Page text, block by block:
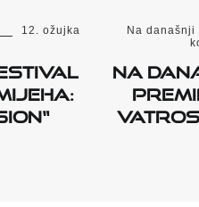
12. ožujka
Na današnji
Na